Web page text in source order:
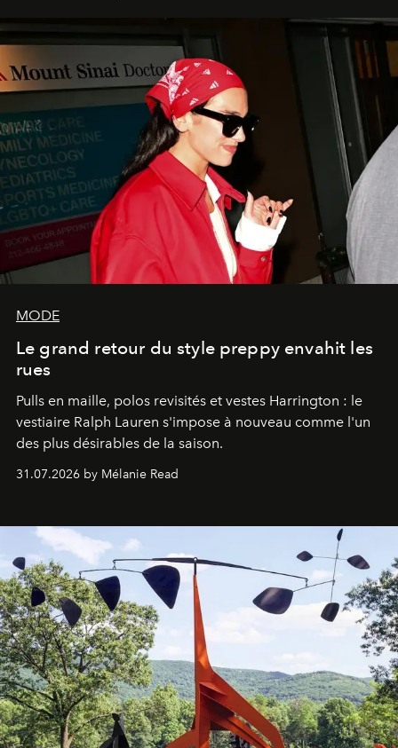
MODE
Le grand retour du style preppy envahit les
rues
Pulls en maille, polos revisités et vestes Harrington : le
vestiaire Ralph Lauren s'impose à nouveau comme l'un
des plus désirables de la saison.
31.07.2026 by Mélanie Read